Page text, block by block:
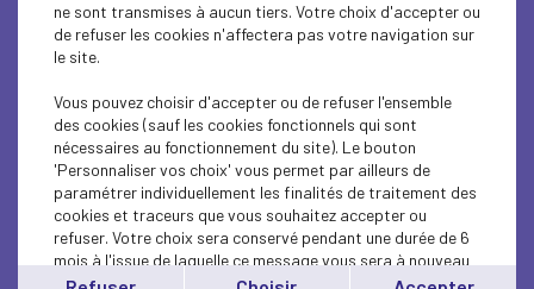
INTERNATIONAL - EUROPE
ECONOMY
ECONOMY
INTERNATIONAL - EUROPE
INTERNATIONAL - EUROPE
ne sont transmises à aucun tiers. Votre choix d'accepter ou
de refuser les cookies n'affectera pas votre navigation sur
le site.
Vous pouvez choisir d'accepter ou de refuser l'ensemble
des cookies (sauf les cookies fonctionnels qui sont
nécessaires au fonctionnement du site). Le bouton
'Personnaliser vos choix' vous permet par ailleurs de
paramétrer individuellement les finalités de traitement des
cookies et traceurs que vous souhaitez accepter ou
refuser. Votre choix sera conservé pendant une durée de 6
mois à l'issue de laquelle ce message vous sera à nouveau
affiché..